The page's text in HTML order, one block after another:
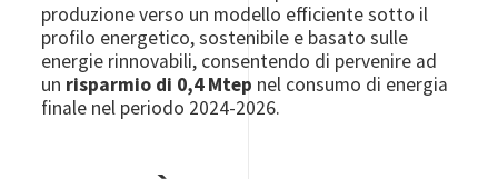
produzione verso un modello efficiente sotto il
profilo energetico, sostenibile e basato sulle
energie rinnovabili, consentendo di pervenire ad
un risparmio di 0,4 Mtep nel consumo di energia
finale nel periodo 2024-2026.